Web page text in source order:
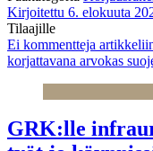
Kirjoitettu 6. elokuuta
Tilaajille
Ei kommentteja
korjattavana arvokas
GRK:lle